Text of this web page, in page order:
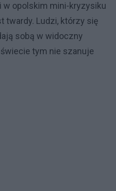
w opolskim mini-kryzysiku
twardy. Ludzi, którzy się
sobą w widoczny
tym nie szanuje